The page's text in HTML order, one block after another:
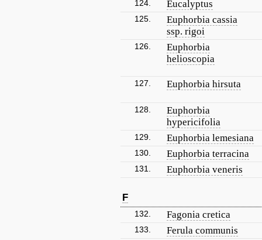
124. Eucalyptus
125.
Euphorbia cassia
ssp. rigoi
126.
Euphorbia
helioscopia
127. Euphorbia hirsuta
128.
Euphorbia
hypericifolia
129. Euphorbia lemesiana
130. Euphorbia terracina
131. Euphorbia veneris
F
132. Fagonia cretica
133. Ferula communis